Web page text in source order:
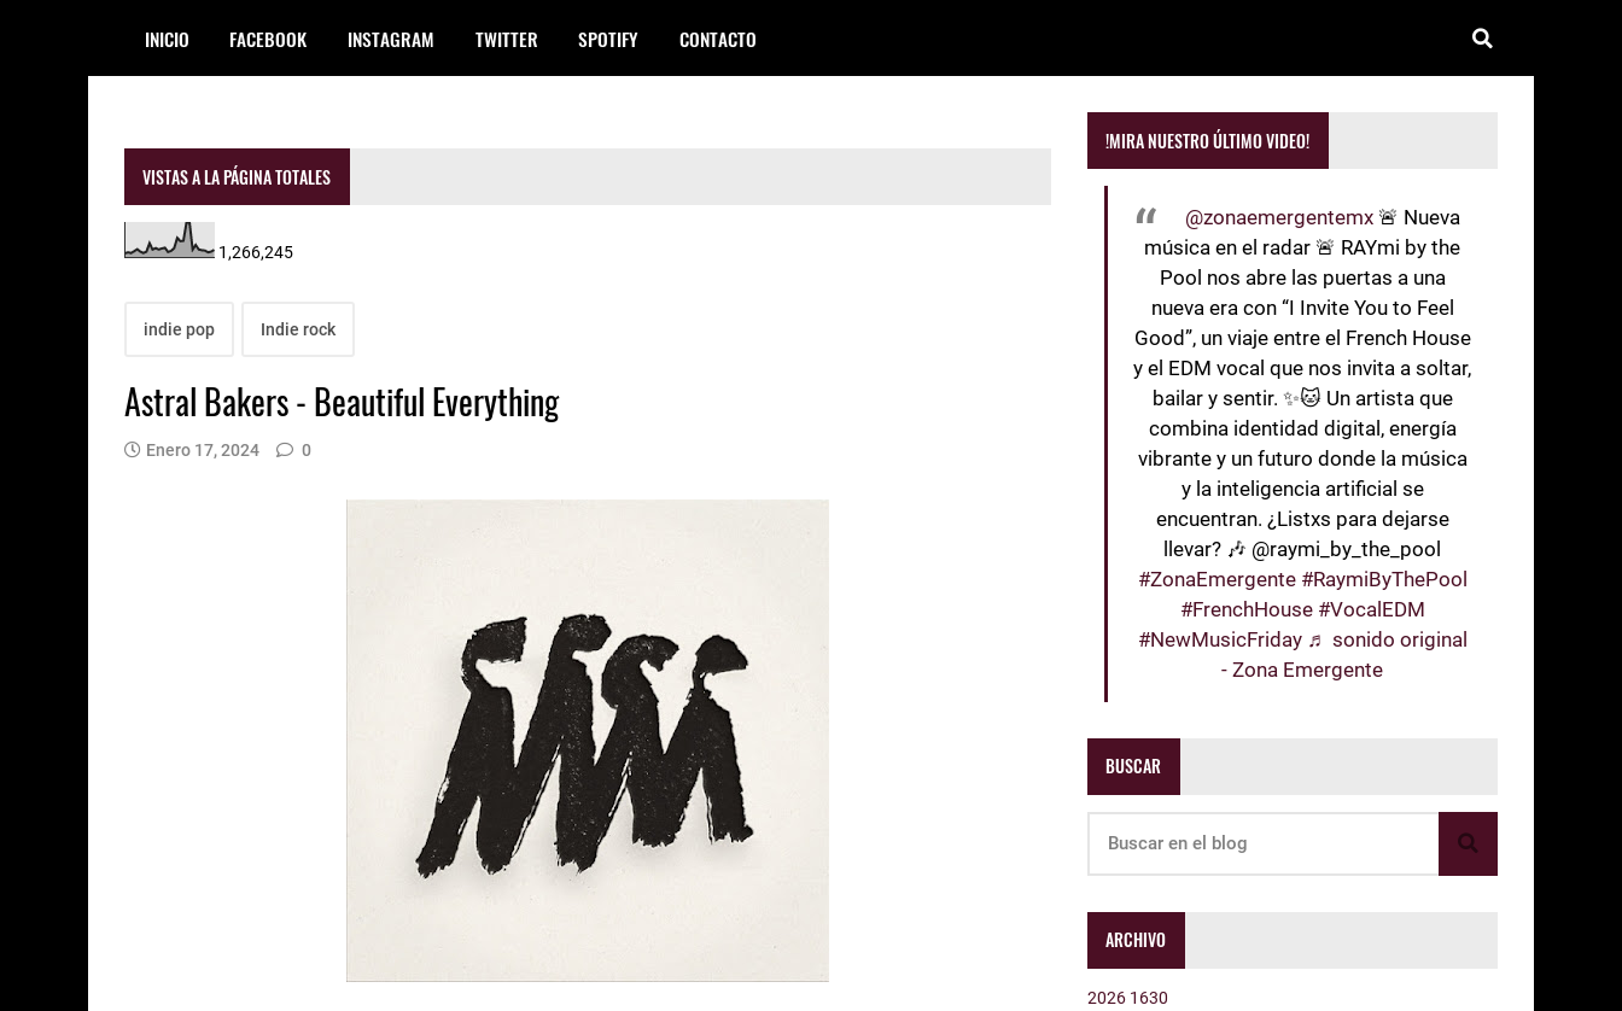
INICIO FACEBOOK INSTAGRAM TWITTER SPOTIFY CONTACTO
VISTAS A LA PÁGINA TOTALES
1,266,245
indie pop Indie rock
Astral Bakers - Beautiful Everything
Enero 17, 2024 0
!MIRA NUESTRO ÚLTIMO VIDEO!
@zonaemergentemx 🚨 Nueva
música en el radar 🚨 RAYmi by the
Pool nos abre las puertas a una
nueva era con “I Invite You to Feel
Good”, un viaje entre el French House
y el EDM vocal que nos invita a soltar,
bailar y sentir. ✨🐱 Un artista que
combina identidad digital, energía
vibrante y un futuro donde la música
y la inteligencia artificial se
encuentran. ¿Listxs para dejarse
llevar? 🎶 @raymi_by_the_pool
#ZonaEmergente #RaymiByThePool
#FrenchHouse #VocalEDM
#NewMusicFriday ♬ sonido original
- Zona Emergente
BUSCAR
ARCHIVO
2026 1630